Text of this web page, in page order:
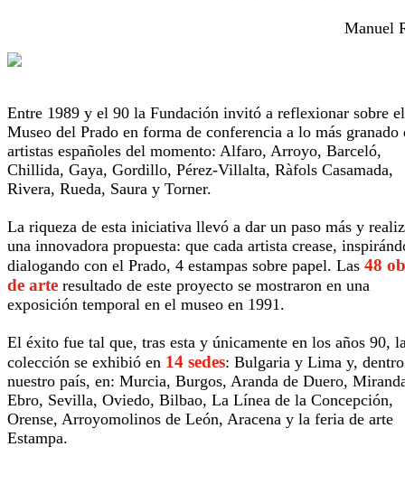
Manuel
Entre 1989 y el 90 la Fundación invitó a reflexionar sobre el
Museo del Prado en forma de conferencia a lo más granado
artistas españoles del momento: Alfaro, Arroyo, Barceló,
Chillida, Gaya, Gordillo, Pérez-Villalta, Ràfols Casamada,
Rivera, Rueda, Saura y Torner.
La riqueza de esta iniciativa llevó a dar un paso más y
una innovadora propuesta: que cada artista crease,
dialogando con el Prado, 4 estampas sobre papel. Las 48
de arte resultado de este proyecto se mostraron en una
exposición temporal en el museo en 1991.
El éxito fue tal que, tras esta y únicamente en los años 90,
colección se exhibió en 14 sedes: Bulgaria y Lima y,
nuestro país, en: Murcia, Burgos, Aranda de Duero,
Ebro, Sevilla, Oviedo, Bilbao, La Línea de la Concepción,
Orense, Arroyomolinos de León, Aracena y la feria de arte
Estampa.